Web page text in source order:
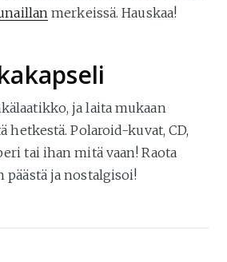
merkeissä. Hauskaa!
ja laita mukaan
hetkestä. Polaroid-kuvat, CD,
tai ihan mitä vaan! Raota
päästä ja nostalgisoi!